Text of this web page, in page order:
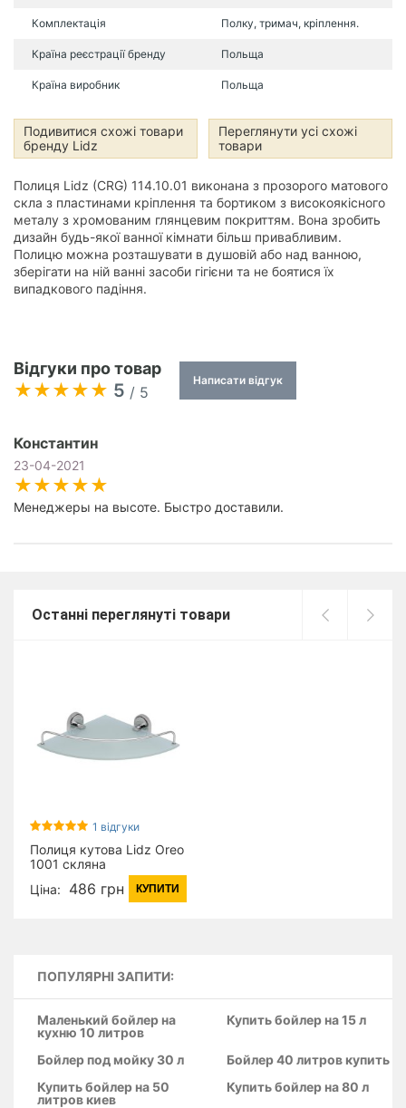
Комплектація Полку, тримач, кріплення.
Країна реєстрації бренду Польща
Країна виробник Польща
Подивитися схожі товари
бренду Lidz
Переглянути усі схожі
товари
Полиця Lidz (CRG) 114.10.01 виконана з прозорого матового
скла з пластинами кріплення та бортиком з високоякісного
металу з хромованим глянцевим покриттям. Вона зробить
дизайн будь-якої ванної кімнати більш привабливим.
Полицю можна розташувати в душовій або над ванною,
зберігати на ній ванні засоби гігієни та не боятися їх
випадкового падіння.
Відгуки про товар
5 / 5
Написати відгук
Константин
23-04-2021
Менеджеры на высоте. Быстро доставили.
Останні переглянуті товари
1 відгуки
Полиця кутова Lidz Oreo
1001 скляна
LDORE1001CRM22180
Chrome
Ціна: 486 грн КУПИТИ
ПОПУЛЯРНІ ЗАПИТИ:
Маленький бойлер на
кухню 10 литров
Купить бойлер на 15 л
Бойлер под мойку 30 л
Бойлер 40 литров купить
Купить бойлер на 50
литров киев
Купить бойлер на 80 л